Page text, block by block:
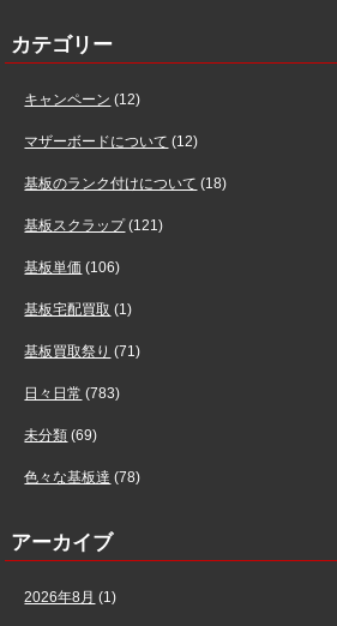
カテゴリー
キャンペーン (12)
マザーボードについて (12)
基板のランク付けについて (18)
基板スクラップ(121)
基板単価 (106)
基板宅配買取 (1)
基板買取祭り (71)
日々日常 (783)
未分類 (69)
色々な基板達 (78)
アーカイブ
2026年8月 (1)